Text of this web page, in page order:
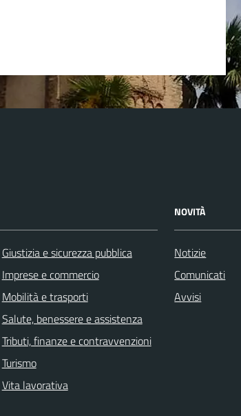
Giustizia e sicurezza pubblica
Imprese e commercio
Mobilità e trasporti
Salute, benessere e assistenza
Tributi, finanze e contravvenzioni
Turismo
Vita lavorativa
NOVITÀ
Notizie
Comunicati
Avvisi